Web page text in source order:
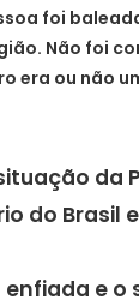
foi
Não foi
era ou não
da
do Brasil
e o